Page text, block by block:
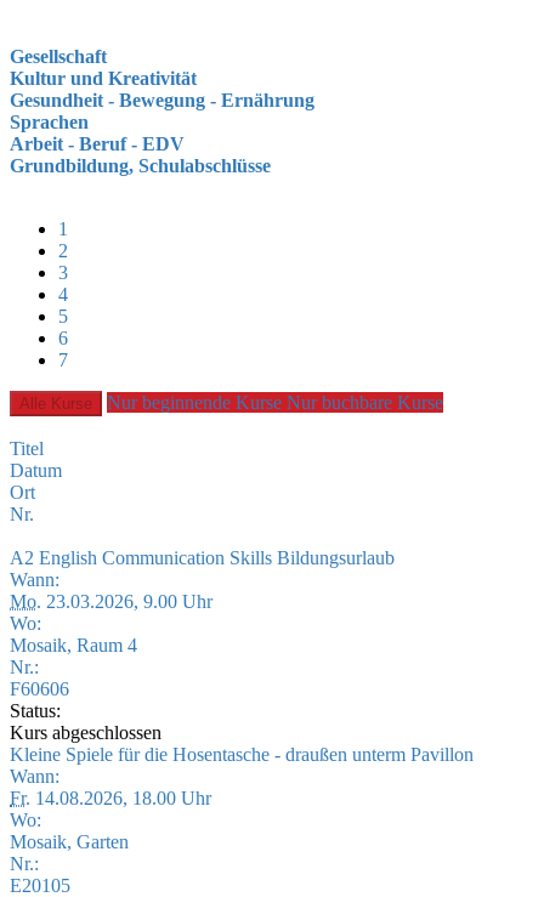
Gesellschaft
Kultur und Kreativität
Gesundheit - Bewegung - Ernährung
Sprachen
Arbeit - Beruf - EDV
Grundbildung, Schulabschlüsse
1
2
3
4
5
6
7
Alle Kurse Nur beginnende Kurse Nur buchbare Kurse
Titel
Datum
Ort
Nr.
A2 English Communication Skills Bildungsurlaub
Wann:
Mo. 23.03.2026, 9.00 Uhr
Wo:
Mosaik, Raum 4
Nr.:
F60606
Status:
Kurs abgeschlossen
Kleine Spiele für die Hosentasche - draußen unterm Pavillon
Wann:
Fr. 14.08.2026, 18.00 Uhr
Wo:
Mosaik, Garten
Nr.:
E20105